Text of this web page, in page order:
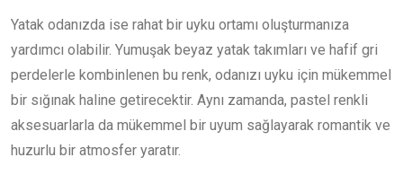
Yatak odanızda ise rahat bir uyku ortamı oluşturmanıza
yardımcı olabilir. Yumuşak beyaz yatak takımları ve hafif gri
perdelerle kombinlenen bu renk, odanızı uyku için mükemmel
bir sığınak haline getirecektir. Aynı zamanda, pastel renkli
aksesuarlarla da mükemmel bir uyum sağlayarak romantik ve
huzurlu bir atmosfer yaratır.